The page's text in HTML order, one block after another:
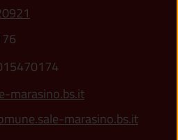
marasino.bs.it
marasino.bs.it